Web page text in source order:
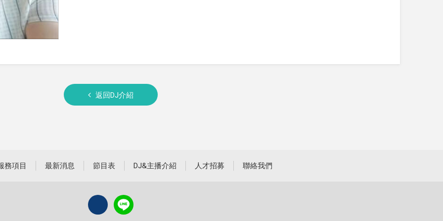
返回DJ介紹
務項目 最新消息 節目表 DJ&主播介紹 人才招募 聯絡我們